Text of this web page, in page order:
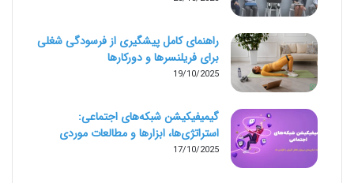
راهنمای کامل پیشگیری از فرسودگی شغلی
برای فریلنسرها و دورکارها
19/10/2025
گیمیفیکیشن شبکه‌های اجتماعی:
استراتژی‌ها، ابزارها و مطالعات موردی
17/10/2025